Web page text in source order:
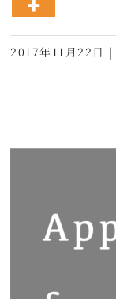
2017年11月22日 |